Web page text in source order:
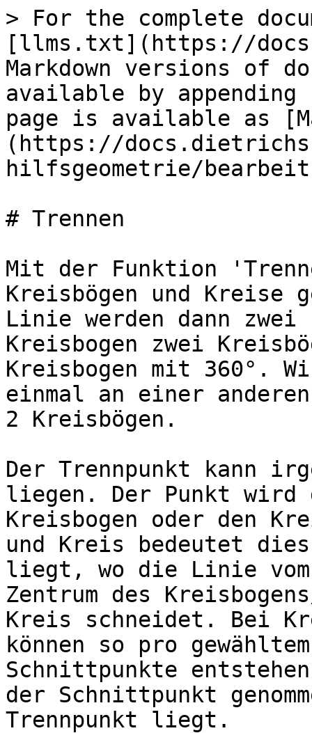
> For the complete
[llms.txt](https://
Markdown versions of
available by
page is available as
(https://
hilfsgeometrie/
# Trennen
Mit der Funktion
Kreisbögen und Kreise
Linie werden dann
Kreisbogen zwei
Kreisbogen mit 360°.
einmal an einer
2 Kreisbögen.
Der Trennpunkt kann
liegen. Der Punkt
Kreisbogen oder den
und Kreis bedeutet
liegt, wo die Linie vom
Zentrum des
Kreis schneidet. Bei
können so pro
Schnittpunkte
der Schnittpunkt
Trennpunkt liegt.